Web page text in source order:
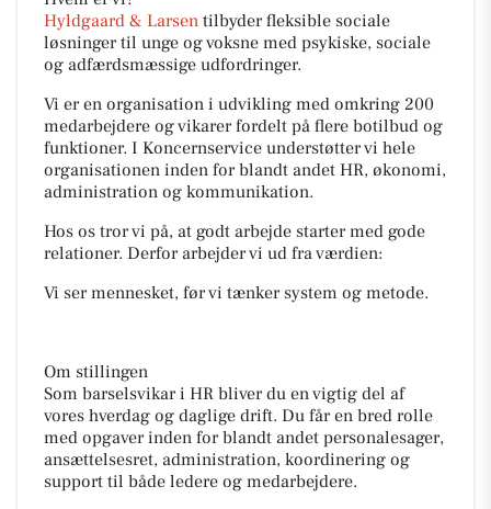
Hyldgaard & Larsen tilbyder fleksible sociale
løsninger til unge og voksne med psykiske, sociale
og adfærdsmæssige udfordringer.
Vi er en organisation i udvikling med omkring 200
medarbejdere og vikarer fordelt på flere botilbud og
funktioner. I Koncernservice understøtter vi hele
organisationen inden for blandt andet HR, økonomi,
administration og kommunikation.
Hos os tror vi på, at godt arbejde starter med gode
relationer. Derfor arbejder vi ud fra værdien:
Vi ser mennesket, før vi tænker system og metode.
Om stillingen
Som barselsvikar i HR bliver du en vigtig del af
vores hverdag og daglige drift. Du får en bred rolle
med opgaver inden for blandt andet personalesager,
ansættelsesret, administration, koordinering og
support til både ledere og medarbejdere.